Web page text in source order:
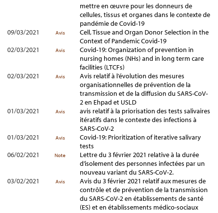
mettre en œuvre pour les donneurs de
cellules, tissus et organes dans le contexte de
pandémie de Covid-19
09/03/2021
Avis
Cell, Tissue and Organ Donor Selection in the
Context of Pandemic Covid-19
02/03/2021
Avis
Covid-19: Organization of prevention in
nursing homes (NHs) and in long term care
facilities (LTCFs)
02/03/2021
Avis
Avis relatif à l’évolution des mesures
organisationnelles de prévention de la
transmission et de la diffusion du SARS-CoV-
2 en Ehpad et USLD
01/03/2021
Avis
avis relatif à la priorisation des tests salivaires
itératifs dans le contexte des infections à
SARS-CoV-2
01/03/2021
Avis
Covid-19: Prioritization of iterative salivary
tests
06/02/2021
Note
Lettre du 3 février 2021 relative à la durée
d’isolement des personnes infectées par un
nouveau variant du SARS-CoV-2.
03/02/2021
Avis
Avis du 3 février 2021 relatif aux mesures de
contrôle et de prévention de la transmission
du SARS-CoV-2 en établissements de santé
(ES) et en établissements médico-sociaux